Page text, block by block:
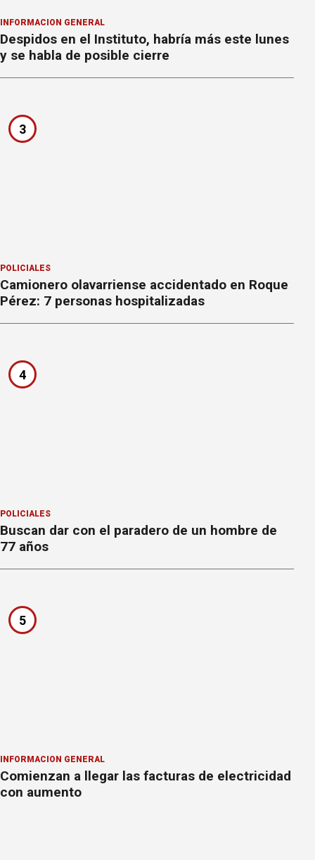
INFORMACION GENERAL
Despidos en el Instituto, habría más este lunes
y se habla de posible cierre
3
POLICIALES
Camionero olavarriense accidentado en Roque
Pérez: 7 personas hospitalizadas
4
POLICIALES
Buscan dar con el paradero de un hombre de
77 años
5
INFORMACION GENERAL
Comienzan a llegar las facturas de electricidad
con aumento